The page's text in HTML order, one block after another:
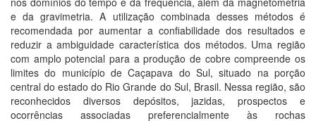
e da gravimetria. A utilização combinada desses métodos é
recomendada por aumentar a confiabilidade dos resultados e
reduzir a ambiguidade característica dos métodos. Uma região
com amplo potencial para a produção de cobre compreende os
limites do município de Caçapava do Sul, situado na porção
central do estado do Rio Grande do Sul, Brasil. Nessa região, são
reconhecidos diversos depósitos, jazidas, prospectos e
ocorrências associadas preferencialmente às rochas